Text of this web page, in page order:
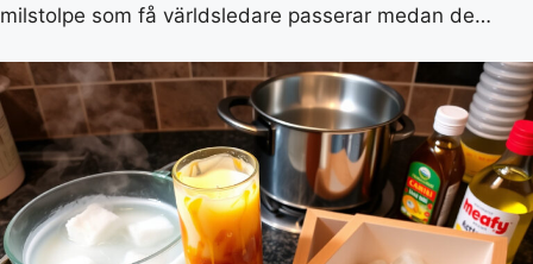
milstolpe som få världsledare passerar medan de…